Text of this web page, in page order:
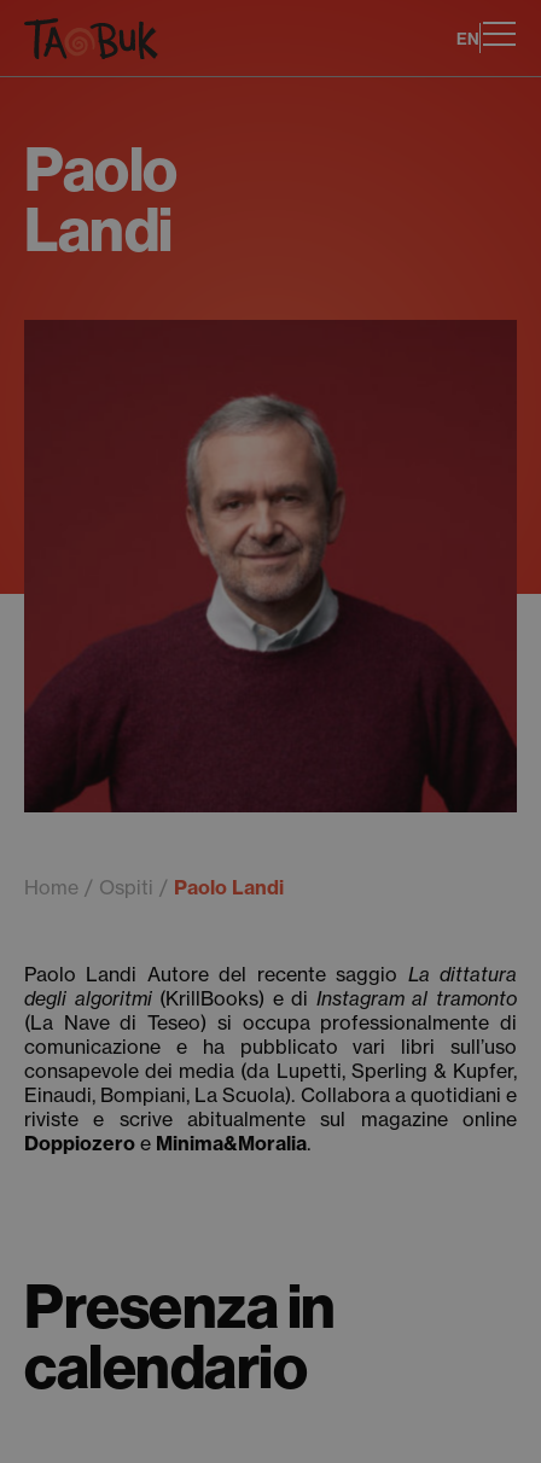
EN
Paolo
Landi
Home Ospiti Paolo Landi
Paolo Landi Autore del recente saggio La dittatura
degli algoritmi(KrillBooks) e di Instagram al tramonto
(La Nave di Teseo) si occupa professionalmente di
comunicazione e ha pubblicato vari libri sull’uso
consapevole dei media (da Lupetti, Sperling & Kupfer,
Einaudi, Bompiani, La Scuola). Collabora a quotidiani e
riviste e scrive abitualmente sul magazine online
Doppiozero e Minima&Moralia.
Presenza in
calendario